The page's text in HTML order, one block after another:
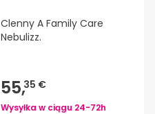
Clenny A Family Care
Nebulizz.
55,35 €
Wysyłka w ciągu 24-72h